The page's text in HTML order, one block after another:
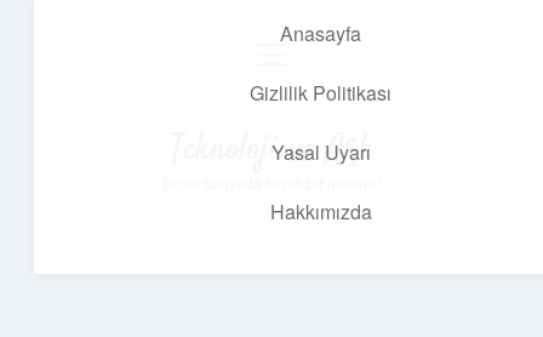
Anasayfa
Gizlilik Politikası
Yasal Uyarı
Hakkımızda
Teknoloji ve Aşk